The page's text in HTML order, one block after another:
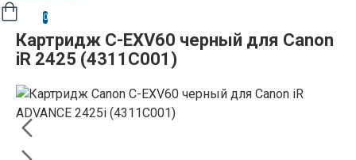
0
Картридж C-EXV60 черный для Canon
iR 2425 (4311C001)